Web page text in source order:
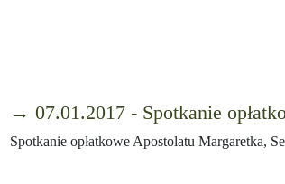
→ 07.01.2017 - Spotkanie
Spotkanie opłatkowe Apostolatu Margaretka,